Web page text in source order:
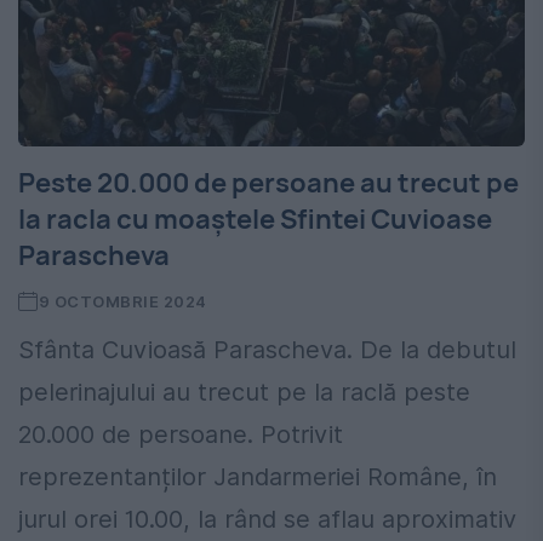
Peste 20.000 de persoane au trecut pe
la racla cu moaștele Sfintei Cuvioase
Parascheva
9 OCTOMBRIE 2024
Sfânta Cuvioasă Parascheva. De la debutul
pelerinajului au trecut pe la raclă peste
20.000 de persoane. Potrivit
reprezentanților Jandarmeriei Române, în
jurul orei 10.00, la rând se aflau aproximativ